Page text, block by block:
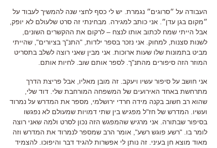
העבודה על ״סרוגים״ נגמרת. יש לי כסף לחצי שנה להמשיך לעבוד על
״מקום בגן עדן״. אני כותב למגירה. מבחינתי זה סרט שלעולם לא יופק,
אבל הייתי שמח לכתוב אותו לנצח – לרקום את ההקשרים השונים,
לשנות סצנות, למחוק. אני נזכר בספר ילדות, "התנ"ך בציורים", שהייתי
מביט בתמונות שלו שעות ארוכות. אני מבין שאני רוצה לשלב בתסריט
המוזר הזה סיפורים מהתנ"ך. לספר אותם שוב. לחיות אותם.
אני חושב על סיפור עשיו ויעקב. זה מובן מאליו, אבל פריצת הדרך
מתרחשת באחד האירועים של המשפחה המורחבת שלי. דוד שלי,
שהוא רב חשוב בקנה מידה חרדי ירושלמי, מספר את המדרש על נמרוד
ועשיו. המדרש של חז"ל מפגיש בין שתי דמויות שמעולם לא נפגשו
בסיפור שבתורה. אני מרגיש שהמפגש הזה נכון לסרט ולמה שאני רוצה
לומר בו. "רשע פוגש רשע", אומר הרב שמספר לנמרוד את המדרש וזה
מאוד מוצא חן בעיני. זה נותן לי אפשרות להגיד דבר והיפוכו. להצמיד